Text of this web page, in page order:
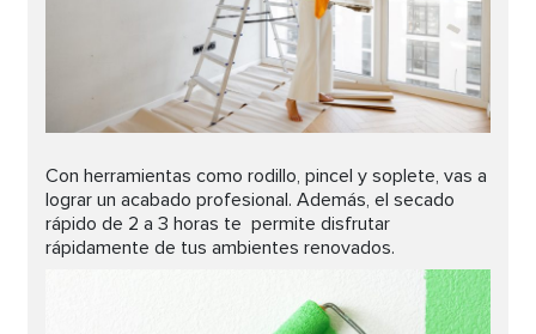
Con herramientas como rodillo, pincel y soplete, vas a
lograr un acabado profesional. Además, el secado
rápido de 2 a 3 horas te permite disfrutar
rápidamente de tus ambientes renovados.